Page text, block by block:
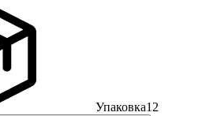
Упаковка12